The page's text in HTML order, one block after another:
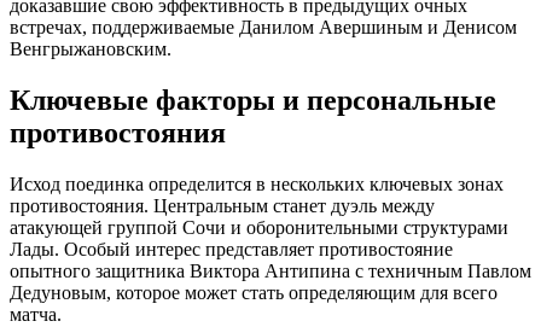
доказавшие свою эффективность в предыдущих очных
встречах, поддерживаемые Данилом Авершиным и Денисом
Венгрыжановским.
Ключевые факторы и персональные
противостояния
Исход поединка определится в нескольких ключевых зонах
противостояния. Центральным станет дуэль между
атакующей группой Сочи и оборонительными структурами
Лады. Особый интерес представляет противостояние
опытного защитника Виктора Антипина с техничным Павлом
Дедуновым, которое может стать определяющим для всего
матча.